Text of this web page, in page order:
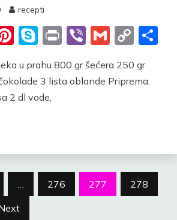
recepti
Pinterest
Skype
PrintViberGmail
u prahu 800 gr šećera 250 gr
3 lista oblande Priprema:
2 dl vode,
276 277
278